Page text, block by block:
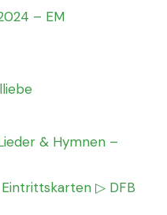
– EM
& Hymnen –
▷ DFB